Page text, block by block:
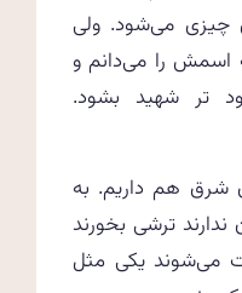
چیزی می‌شود. ولی
اسمش را می‌دانم و
تر شهید بشود.
شرق هم داریم. به
ترشی بخورند
می‌شوند یکی مثل